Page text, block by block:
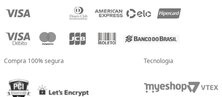
Compra 100% segura Tecnologia